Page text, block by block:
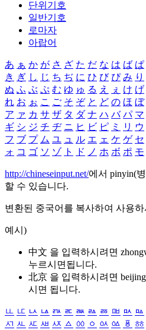
단위기호
일반기호
로마자
아랍어
あ ぁ か が さ ざ た だ な は ば ぱ
き ぎ し じ ち ぢ に ひ び ぴ み り
ぬ ふ ぶ ぷ む ゆ ゅ る え ぇ け げ
れ お ぉ こ ご そ ぞ と ど の ほ ぼ
ア ァ カ サ ザ タ ダ ナ ハ バ パ マ
ギ シ ジ チ ヂ ニ ヒ ビ ピ ミ リ ウ
フ ブ プ ム ユ ュ ル エ ェ ケ ゲ セ
ォ コ ゴ ソ ゾ ト ド ノ ホ ボ ポ モ
http://chineseinput.net/에서 pinyin(
할 수 있습니다.
변환된 중국어를 복사하여 사용
예시)
中文 을 입력하시려면
누르시면됩니다.
北京 을 입력하시려면 beijing
시면 됩니다.
ㅥ ㅦ ㅧ ㅨ ㅩ ㅪ ㅫ ㅬ ㅭ ㅮ ㅯ ㅰ
ㅺ ㅻ ㅼ ㅽ ㅾ ㅿ ㆀ ㆁ ㆂ ㆃ ㆄ ㆅ